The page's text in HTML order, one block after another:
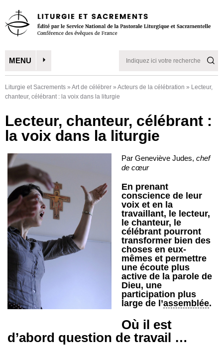
MENU
Liturgie et Sacrements » Art de célébrer » Acteurs de la célébration » Lecteur,
chanteur, célébrant : la voix dans la liturgie
Lecteur, chanteur, célébrant :
la voix dans la liturgie
Par Geneviève Judes, chef
de cœur
En prenant
conscience de leur
voix et en la
travaillant, le lecteur,
le chanteur, le
célébrant pourront
transformer bien des
choses en eux-
mêmes et permettre
une écoute plus
active de la parole de
Dieu, une
participation plus
large de l’assemblée.
Où il est
d’abord question de travail …